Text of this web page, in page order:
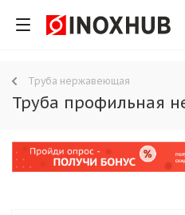
Труба нержавеющая
Труба профильная